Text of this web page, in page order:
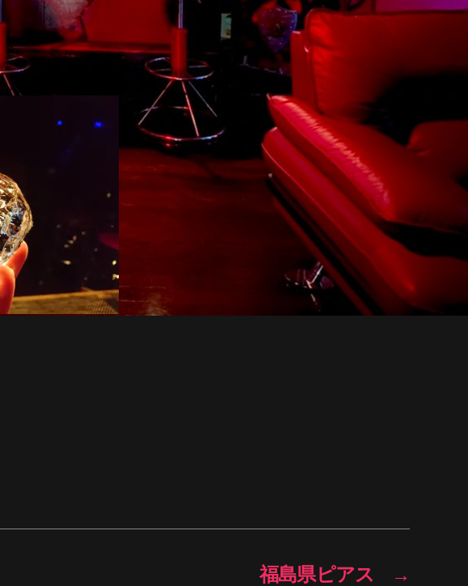
→
福島県ピアス